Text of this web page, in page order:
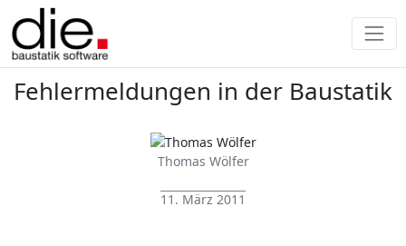
Fehlermeldungen in der Baustatik
Thomas Wölfer
11. März 2011